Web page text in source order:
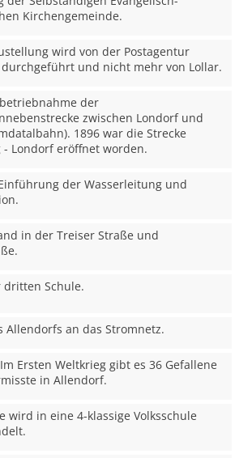
Kirchengemeinde.
wird von der Postagentur
und nicht mehr von Lollar.
der
zwischen Londorf und
1896 war die Strecke
- Londorf eröffnet worden.
der Wasserleitung und
in der Treiser Straße und
dritten Schule.
Allendorfs an das Stromnetz.
Ersten Weltkrieg gibt es 36 Gefallene
in Allendorf.
wird in eine 4-klassige Volksschule